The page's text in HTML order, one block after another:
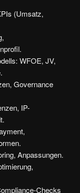
(Umsatz,
WFOE, JV,
Governance
IP-
Anpassungen.
Checks